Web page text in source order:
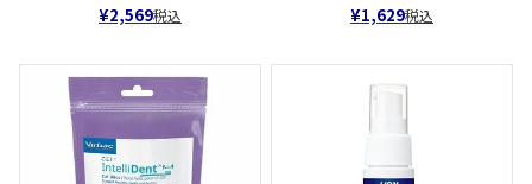
¥2,569税込 ¥1,629税込